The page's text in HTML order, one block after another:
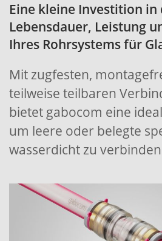
Eine kleine Investition in
Lebensdauer, Leistung
Ihres Rohrsystems für
Mit zugfesten,
teilweise teilbaren
bietet gabocom eine
um leere oder belegte
wasserdicht zu